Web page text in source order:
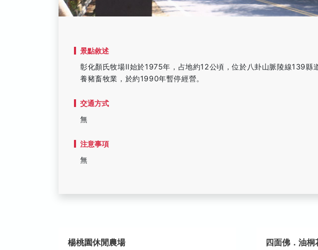
景點敘述
彰化顏氏牧場II始於1975年，占地約12公頃，位於八卦山脈陵線139縣
養豬畜牧業，於約1990年暫停經營。
交通方式
無
注意事項
無
楊桃園休閒農場 四面佛．油